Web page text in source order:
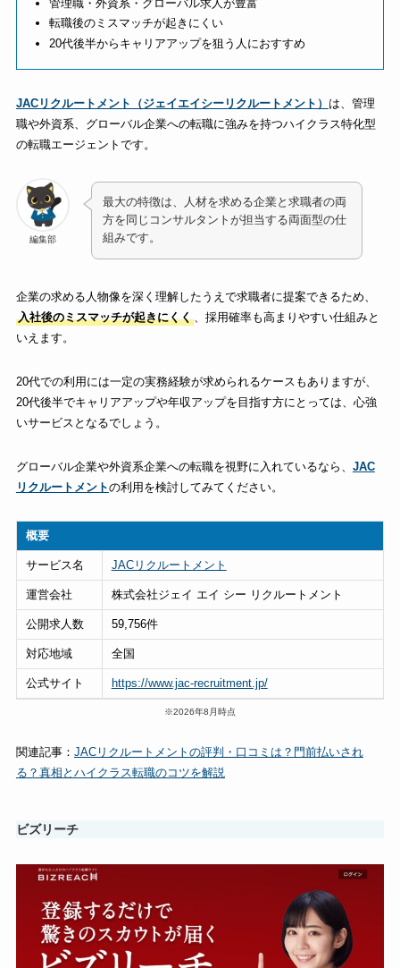
管理職・外資系・グローバル求人が豊富
転職後のミスマッチが起きにくい
20代後半からキャリアアップを狙う人におすすめ
JACリクルートメント（ジェイエイシーリクルートメント） は、管理
職や外資系、グローバル企業への転職に強みを持つハイクラス特化型
の転職エージェントです。
編集部
最大の特徴は、人材を求める企業と求職者の両
方を同じコンサルタントが担当する両面型の仕
組みです。
企業の求める人物像を深く理解したうえで求職者に提案できるため、
入社後のミスマッチが起きにくく、採用確率も高まりやすい仕組みと
いえます。
20代での利用には一定の実務経験が求められるケースもありますが、
20代後半でキャリアアップや年収アップを目指す方にとっては、心強
いサービスとなるでしょう。
グローバル企業や外資系企業への転職を視野に入れているなら、 JAC
リクルートメントの利用を検討してみてください。
概要
サービス名 JACリクルートメント
運営会社 株式会社ジェイ エイ シー リクルートメント
公開求人数 59,756件
対応地域 全国
公式サイト https://www.jac-recruitment.jp/
※2026年8月時点
関連記事： JACリクルートメントの評判・口コミは？門前払いされ
る？真相とハイクラス転職のコツを解説
ビズリーチ